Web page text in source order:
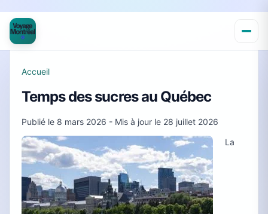
Accueil
Temps des sucres au Québec
Publié le 8 mars 2026 - Mis à jour le 28 juillet 2026
La